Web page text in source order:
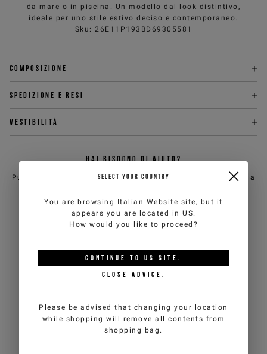
da mare o in piscina. Un modello dal look distintivo,
ideale per uno stile estivo deciso e contemporaneo.
Sku : 26E11P193BD69305581
Composizione
Spedizione e Resi
Vestibilità
HAI BISOGNO DI AIUTO?
Puoi contattare il servizio clienti di iceberg.com via email a
giorni lavorativi (lun-ven).
SELECT YOUR COUNTRY
You are browsing Italian Website site, but it
appears you are located in US.
How would you like to proceed?
CONTINUE TO US SITE.
CLOSE ADVICE.
Please be advised that changing your location
while shopping will remove all contents from
shopping bag.